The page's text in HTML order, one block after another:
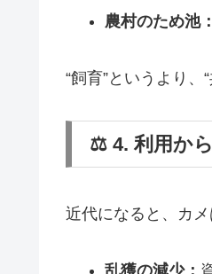
農村のため池：
“飼育”というより、
⚖️ 4. 利用か
近代になると、カ